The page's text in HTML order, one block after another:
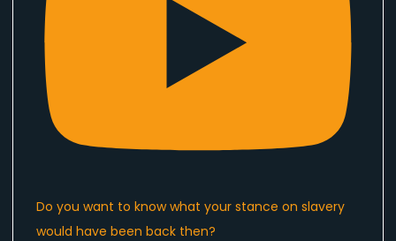
Do you want to know what your stance on slavery
would have been back then?